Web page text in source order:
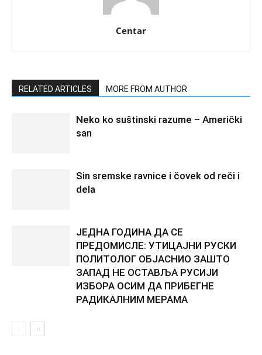
Centar
RELATED ARTICLES MORE FROM AUTHOR
Neko ko suštinski razume – Američki
san
Sin sremske ravnice i čovek od reči i
dela
ЈЕДНА ГОДИНА ДА СЕ
ПРЕДОМИСЛЕ: УТИЦАЈНИ РУСКИ
ПОЛИТОЛОГ ОБЈАСНИО ЗАШТО
ЗАПАД НЕ ОСТАВЉА РУСИЈИ
ИЗБОРА ОСИМ ДА ПРИБЕГНЕ
РАДИКАЛНИМ МЕРАМА